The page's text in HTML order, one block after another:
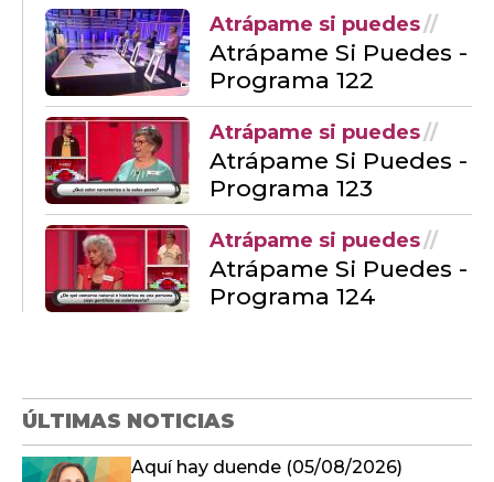
Atrápame si puedes
Atrápame Si Puedes -
Programa 122
Atrápame si puedes
Atrápame Si Puedes -
Programa 123
Atrápame si puedes
Atrápame Si Puedes -
Programa 124
ÚLTIMAS NOTICIAS
Aquí hay duende (05/08/2026)